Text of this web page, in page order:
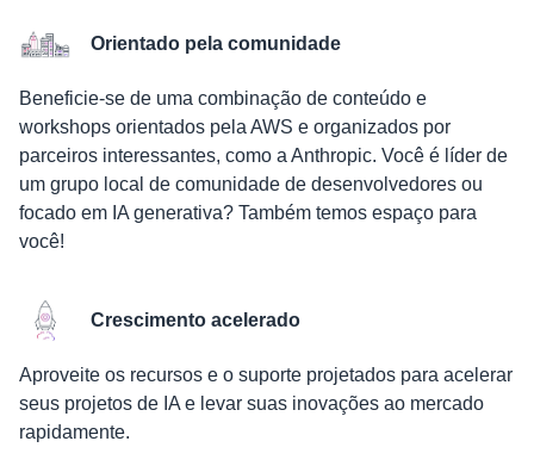
Orientado pela comunidade
Beneficie-se de uma combinação de conteúdo e
workshops orientados pela AWS e organizados por
parceiros interessantes, como a Anthropic. Você é líder de
um grupo local de comunidade de desenvolvedores ou
focado em IA generativa? Também temos espaço para
você!
Crescimento acelerado
Aproveite os recursos e o suporte projetados para acelerar
seus projetos de IA e levar suas inovações ao mercado
rapidamente.